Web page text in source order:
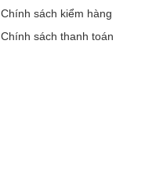
Chính sách kiểm hàng
Chính sách thanh toán